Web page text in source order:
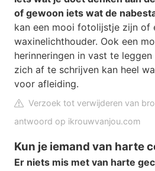
of gewoon iets wat de
kan een mooi fotolijstje zijn of
waxinelichthouder. Ook een
herinneringen in vast te
zich af te schrijven kan heel
voor afleiding.
Verzoek tot verwijderen van
antwoord op ikrouwvanjou.com
Kun je iemand van harte
Er niets mis met van harte